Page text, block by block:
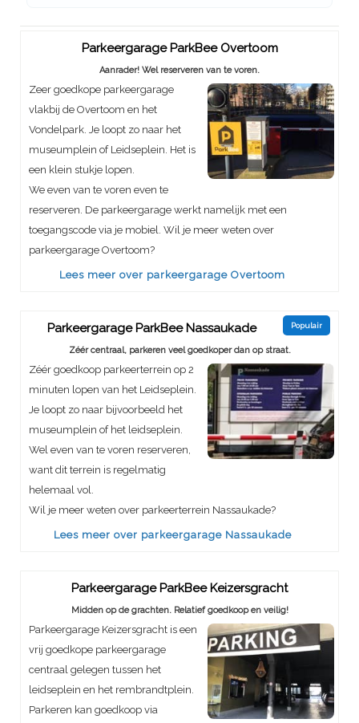
Parkeergarage ParkBee Overtoom
Aanrader! Wel reserveren van te voren.
Zeer goedkope parkeergarage
vlakbij de Overtoom en het
Vondelpark. Je loopt zo naar het
museumplein of Leidseplein. Het is
een klein stukje lopen.
We even van te voren even te
reserveren. De parkeergarage werkt namelijk met een
toegangscode via je mobiel. Wil je meer weten over
parkeergarage Overtoom?
Lees meer over parkeergarage Overtoom
Populair
Parkeergarage ParkBee Nassaukade
Zéér centraal, parkeren veel goedkoper dan op straat.
Zéér goedkoop parkeerterrein op 2
minuten lopen van het Leidseplein.
Je loopt zo naar bijvoorbeeld het
museumplein of het leidseplein.
Wel even van te voren reserveren,
want dit terrein is regelmatig
helemaal vol.
Wil je meer weten over parkeerterrein Nassaukade?
Lees meer over parkeergarage Nassaukade
Parkeergarage ParkBee Keizersgracht
Midden op de grachten. Relatief goedkoop en veilig!
Parkeergarage Keizersgracht is een
vrij goedkope parkeergarage
centraal gelegen tussen het
leidseplein en het rembrandtplein.
Parkeren kan goedkoop via